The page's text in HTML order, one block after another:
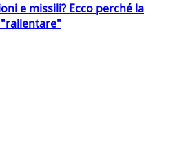
e missili? Ecco perché la